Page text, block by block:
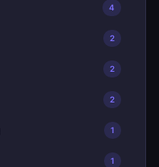
4
2
2
2
1
1